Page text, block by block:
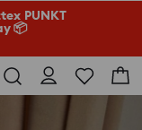
PUNKT
📦